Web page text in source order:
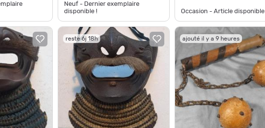
Neuf - Dernier exemplaire
disponible !
Occasion - Article disponible
reste 6j 18h ajouté il y a 9 heures